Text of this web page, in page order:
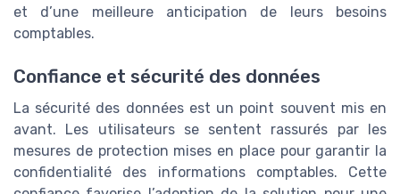
et d’une meilleure anticipation de leurs besoins
comptables.
Confiance et sécurité des données
La sécurité des données est un point souvent mis en
avant. Les utilisateurs se sentent rassurés par les
mesures de protection mises en place pour garantir la
confidentialité des informations comptables. Cette